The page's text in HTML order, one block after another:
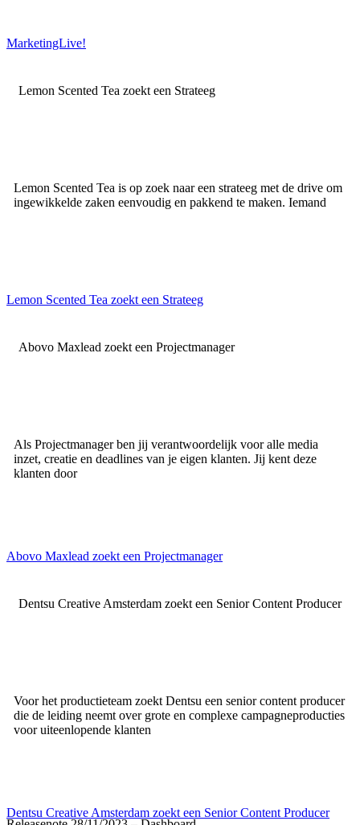
MarketingLive!
Lemon Scented Tea zoekt een Strateeg
Lemon Scented Tea is op zoek naar een strateeg met de drive om
ingewikkelde zaken eenvoudig en pakkend te maken. Iemand
Lemon Scented Tea zoekt een Strateeg
Abovo Maxlead zoekt een Projectmanager
Als Projectmanager ben jij verantwoordelijk voor alle media
inzet, creatie en deadlines van je eigen klanten. Jij kent deze
klanten door
Abovo Maxlead zoekt een Projectmanager
Dentsu Creative Amsterdam zoekt een Senior Content Producer
Voor het productieteam zoekt Dentsu een senior content producer
die de leiding neemt over grote en complexe campagneproducties
voor uiteenlopende klanten
Dentsu Creative Amsterdam zoekt een Senior Content Producer